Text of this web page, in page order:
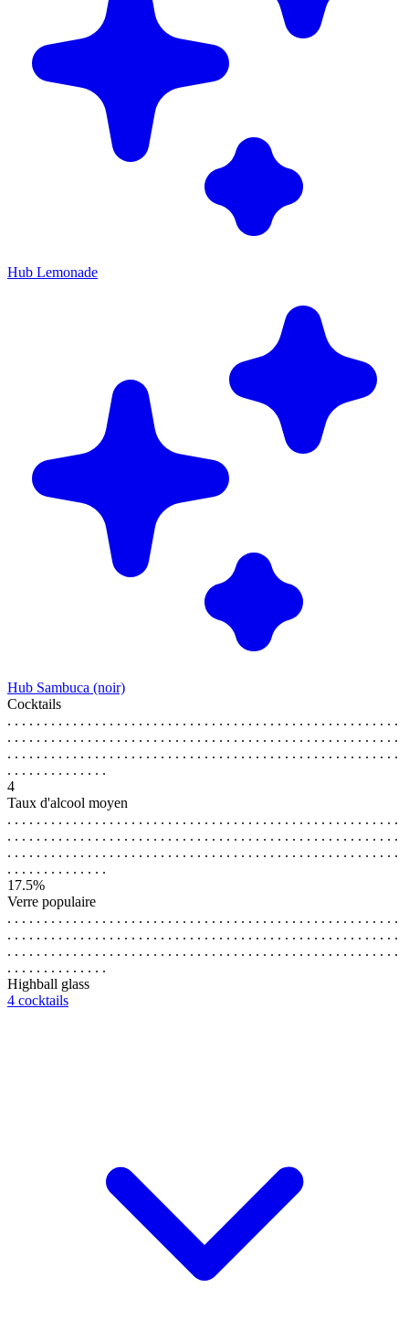
Hub Lemonade
Hub Sambuca (noir)
Cocktails
. . . . . . . . . . . . . . . . . . . . . . . . . . . . . . . . . . . . . . . . . . . . . . . . . . . . . .
. . . . . . . . . . . . . . . . . . . . . . . . . . . . . . . . . . . . . . . . . . . . . . . . . . . . . .
. . . . . . . . . . . . . . . . . . . . . . . . . . . . . . . . . . . . . . . . . . . . . . . . . . . . . .
. . . . . . . . . . . . . .
4
Taux d'alcool moyen
. . . . . . . . . . . . . . . . . . . . . . . . . . . . . . . . . . . . . . . . . . . . . . . . . . . . . .
. . . . . . . . . . . . . . . . . . . . . . . . . . . . . . . . . . . . . . . . . . . . . . . . . . . . . .
. . . . . . . . . . . . . . . . . . . . . . . . . . . . . . . . . . . . . . . . . . . . . . . . . . . . . .
. . . . . . . . . . . . . .
17.5%
Verre populaire
. . . . . . . . . . . . . . . . . . . . . . . . . . . . . . . . . . . . . . . . . . . . . . . . . . . . . .
. . . . . . . . . . . . . . . . . . . . . . . . . . . . . . . . . . . . . . . . . . . . . . . . . . . . . .
. . . . . . . . . . . . . . . . . . . . . . . . . . . . . . . . . . . . . . . . . . . . . . . . . . . . . .
. . . . . . . . . . . . . .
Highball glass
4 cocktails